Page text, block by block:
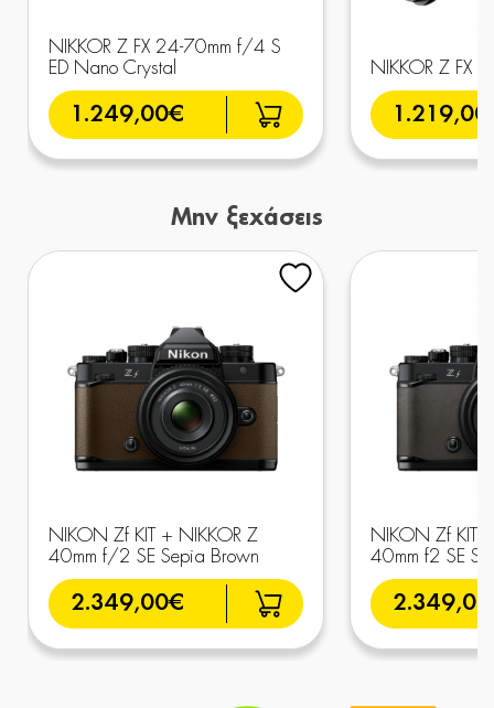
NIKKOR Z FX 24-70mm f/4 S
ED Nano Crystal
1.249,00€
NIKKOR Z FX
Μην ξεχάσεις
NIKON Zf KIT + NIKKOR Z
40mm f/2 SE Sepia Brown
2.349,00€
NIKON Zf KIT
40mm f2 SE